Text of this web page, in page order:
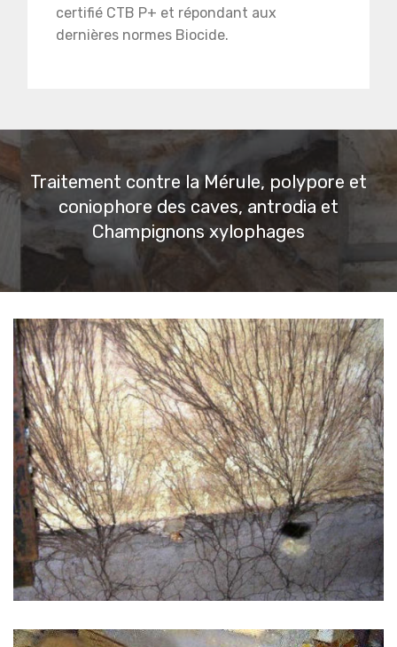
certifié CTB P+ et répondant aux
dernières normes Biocide.
Traitement contre la Mérule, polypore et
coniophore des caves, antrodia et
Champignons xylophages